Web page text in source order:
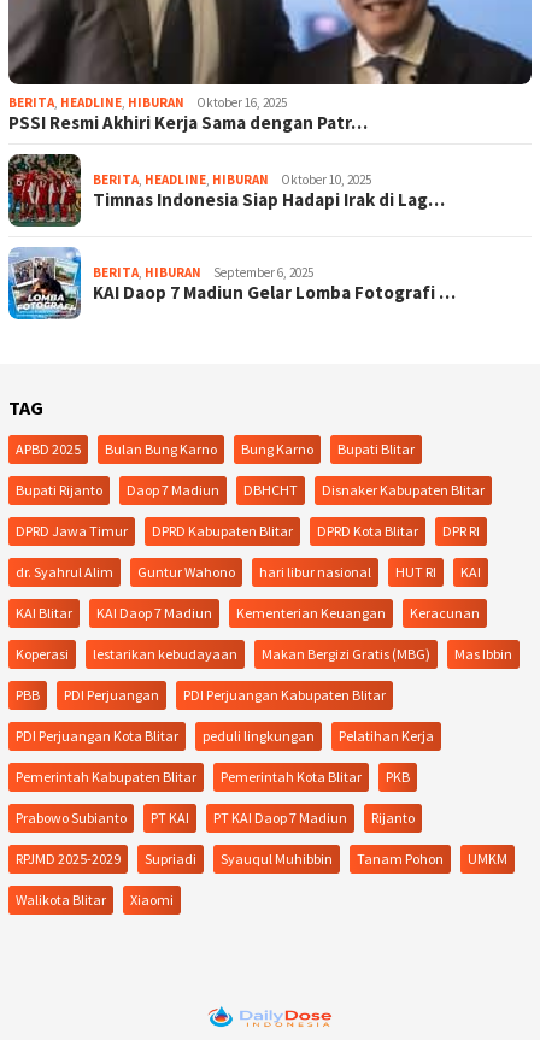
BERITA, HEADLINE, HIBURAN Oktober 16, 2025
PSSI Resmi Akhiri Kerja Sama dengan Patr…
BERITA, HEADLINE, HIBURAN Oktober 10, 2025
Timnas Indonesia Siap Hadapi Irak di Lag…
BERITA, HIBURAN September 6, 2025
KAI Daop 7 Madiun Gelar Lomba Fotografi …
TAG
APBD 2025 Bulan Bung Karno Bung Karno Bupati Blitar
Bupati Rijanto Daop 7 Madiun DBHCHT Disnaker Kabupaten Blitar
DPRD Jawa Timur DPRD Kabupaten Blitar DPRD Kota Blitar DPR RI
dr. Syahrul Alim Guntur Wahono hari libur nasional HUT RI KAI
KAI Blitar KAI Daop 7 Madiun Kementerian Keuangan Keracunan
Koperasi lestarikan kebudayaan Makan Bergizi Gratis (MBG) Mas Ibbin
PBB PDI Perjuangan PDI Perjuangan Kabupaten Blitar
PDI Perjuangan Kota Blitar peduli lingkungan Pelatihan Kerja
Pemerintah Kabupaten Blitar Pemerintah Kota Blitar PKB
Prabowo Subianto PT KAI PT KAI Daop 7 Madiun Rijanto
RPJMD 2025-2029 Supriadi Syauqul Muhibbin Tanam Pohon UMKM
Walikota Blitar Xiaomi